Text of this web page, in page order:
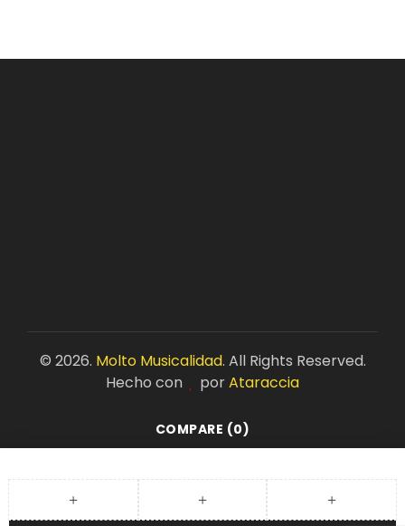
© 2026. Molto Musicalidad. All Rights Reserved.
Hecho con
porAtaraccia
COMPARE (0)